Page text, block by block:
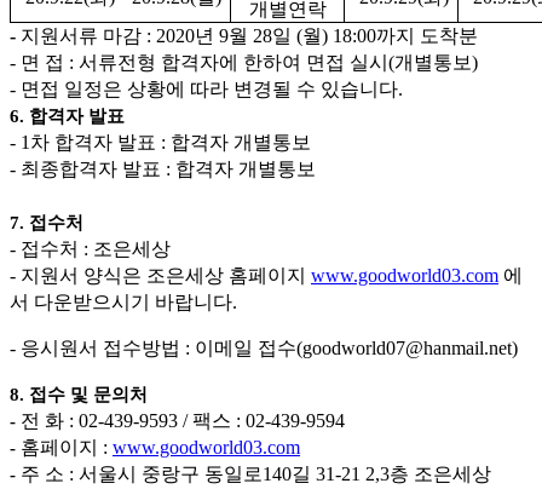
개별연락
- 지원서류 마감 : 2020년 9월 28일 (월) 18:00까지 도착분
- 면 접 : 서류전형 합격자에 한하여 면접 실시 (개별통보)
- 면접 일정은 상황에 따라 변경될 수 있습니다.
6. 합격자 발표
- 1 차 합격자 발표 : 합격자 개별통보
- 최종합격자 발표 : 합격자 개별통보
7. 접수처
- 접수처 : 조은세상
- 지원서 양식은 조은세상 홈페이지 www.goodworld03.com 에
서 다운받으시기 바랍니다.
- 응시원서 접수방법 : 이메일 접수(goodworld07@hanmail.net)
8. 접수 및 문의처
- 전 화 : 02-439-9593 /팩스 : 02-439-9594
- 홈페이지 : www.goodworld03.com
- 주 소 : 서울시 중랑구 동일로140길 31-21 2,3층 조은세상